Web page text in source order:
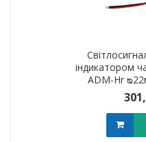
індикатором
ADM-Hr